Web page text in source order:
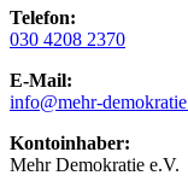
Telefon:
030 4208 2370
E-Mail:
info@mehr-
Kontoinhaber:
Mehr Demokratie e.V.